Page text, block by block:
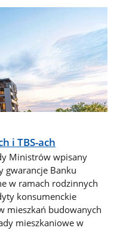
i TBS-ach
Ministrów wpisany
gwarancje Banku
w ramach rodzinnych
konsumenckie
mieszkań budowanych
mieszkaniowe w